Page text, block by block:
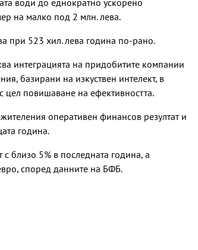
води до еднократно ускорено
на малко под 2 млн. лева.
при 523 хил. лева година по-рано.
интеграцията на придобитите компании
базирани на изкуствен интелект, в
цел повишаване на ефективността.
оперативен финансов резултат и
година.
близо 5% в последната година, а
според данните на БФБ.
продава, Четиристаен
EUR
продава, Четиристаен
апартамент, 96 m2
Варна, Владиславово,
Варна, Владиславово,